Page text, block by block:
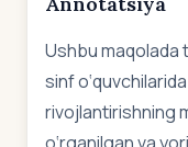
Ushbu maqolada
sinf
rivojlantirishning